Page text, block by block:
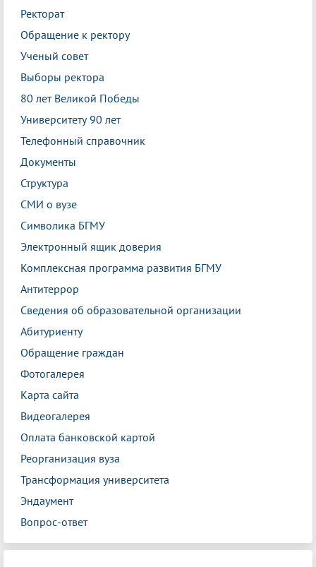
Ректорат
Обращение к ректору
Ученый совет
Выборы ректора
80 лет Великой Победы
Университету 90 лет
Телефонный справочник
Документы
Структура
СМИ о вузе
Символика БГМУ
Электронный ящик доверия
Комплексная программа развития БГМУ
Антитеррор
Сведения об образовательной организации
Абитуриенту
Обращение граждан
Фотогалерея
Карта сайта
Видеогалерея
Оплата банковской картой
Реорганизация вуза
Трансформация университета
Эндаумент
Вопрос-ответ